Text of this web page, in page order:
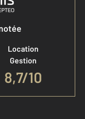
Location
Gestion
8,7/10